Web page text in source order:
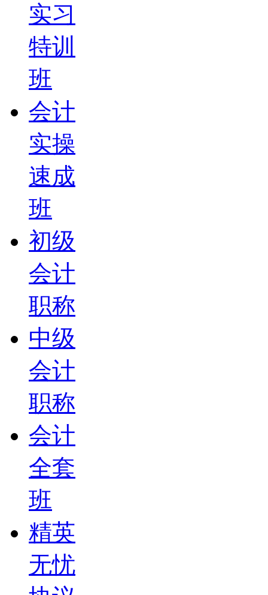
实习
特训
班
会计
实操
速成
班
初级
会计
职称
中级
会计
职称
会计
全套
班
精英
无忧